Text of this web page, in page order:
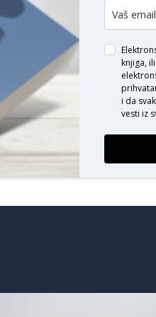
knjiga,
i da
vesti iz